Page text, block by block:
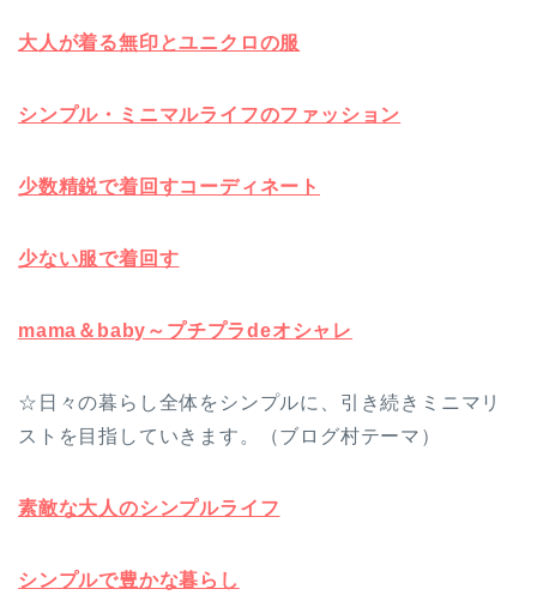
大人が着る無印とユニクロの服
シンプル・ミニマルライフのファッション
少数精鋭で着回すコーディネート
少ない服で着回す
mama＆baby～プチプラdeオシャレ
☆日々の暮らし全体をシンプルに、引き続きミニマリ
ストを目指していきます。（ブログ村テーマ）
素敵な大人のシンプルライフ
シンプルで豊かな暮らし